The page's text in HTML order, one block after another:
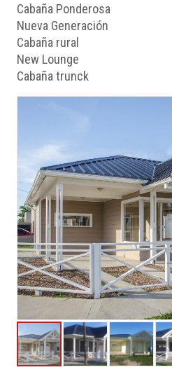
Cabaña Ponderosa
Nueva Generación
Cabaña rural
New Lounge
Cabaña trunck